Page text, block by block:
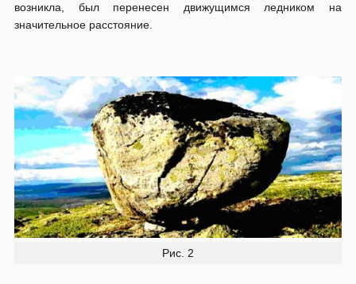
возникла, был перенесен движущимся ледником на
значительное расстояние.
Рис. 2